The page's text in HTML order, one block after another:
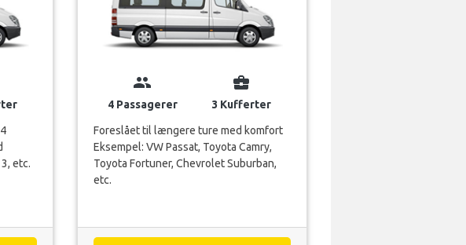
etc.
group
4 Passagerer
business_center
3 Kufferter
Eksempel: VW Passat, Toyota Camry,
Toyota Fortuner, Chevrolet Suburban,
etc.